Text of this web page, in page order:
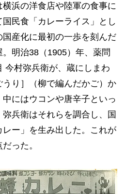
浜の洋食店や陸軍の食事に
民食「カレーライス」とし
産化に最初の一歩を刻んだ
明治38（1905）年、薬問
今村弥兵衛が、蔵にしまわ
り］（柳で編んだかご）か
にはウコンや唐辛子といっ
兵衛はそれらを調合し、国
ー」を生み出した。これが
った。